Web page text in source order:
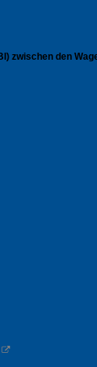
zwischen den
